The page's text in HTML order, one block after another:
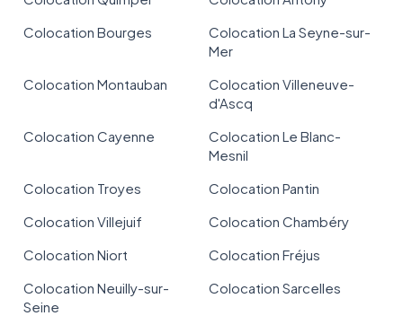
Colocation Bourges
Colocation La Seyne-sur-
Mer
Colocation Montauban
Colocation Villeneuve-
d'Ascq
Colocation Cayenne
Colocation Le Blanc-
Mesnil
Colocation Troyes
Colocation Pantin
Colocation Villejuif
Colocation Chambéry
Colocation Niort
Colocation Fréjus
Colocation Neuilly-sur-
Seine
Colocation Sarcelles